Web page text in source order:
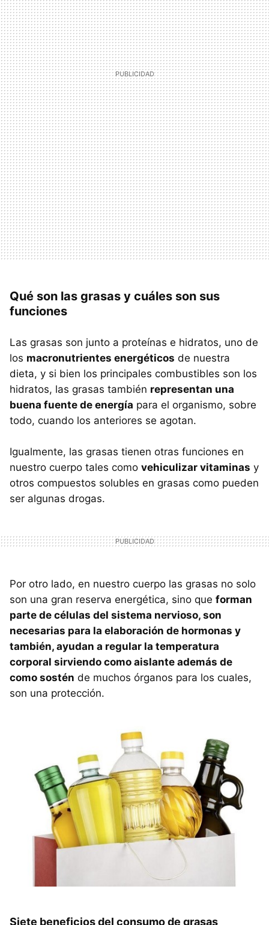
Qué son las grasas y cuáles son sus
funciones
Las grasas son junto a proteínas e hidratos, uno de
los macronutrientes energéticos de nuestra
dieta, y si bien los principales combustibles son los
hidratos, las grasas también representan una
buena fuente de energía para el organismo, sobre
todo, cuando los anteriores se agotan.
Igualmente, las grasas tienen otras funciones en
nuestro cuerpo tales como vehiculizar vitaminas y
otros compuestos solubles en grasas como pueden
ser algunas drogas.
Por otro lado, en nuestro cuerpo las grasas no solo
son una gran reserva energética, sino que forman
parte de células del sistema nervioso, son
necesarias para la elaboración de hormonas y
también, ayudan a regular la temperatura
corporal sirviendo como aislante además de
como sostén de muchos órganos para los cuales,
son una protección.
Siete beneficios del consumo de grasas